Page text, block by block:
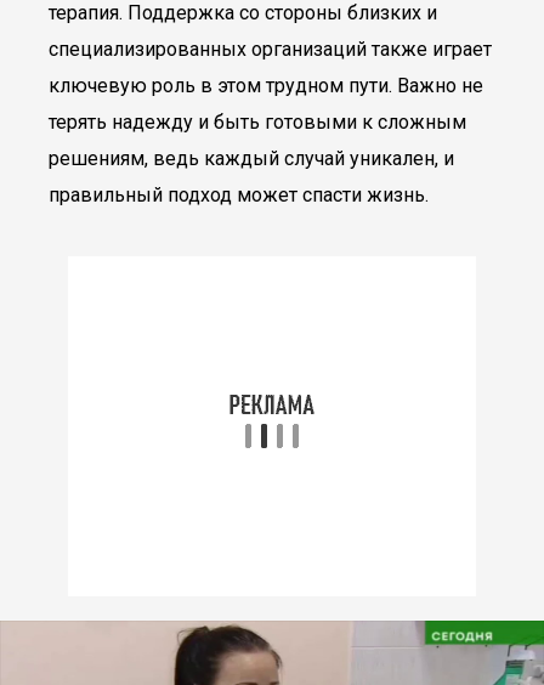
терапия. Поддержка со стороны близких и
специализированных организаций также играет
ключевую роль в этом трудном пути. Важно не
терять надежду и быть готовыми к сложным
решениям, ведь каждый случай уникален, и
правильный подход может спасти жизнь.